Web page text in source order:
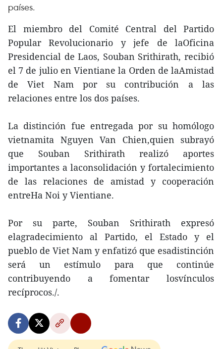
países.
El miembro del Comité Central del Partido
Popular Revolucionario y jefe de laOficina
Presidencial de Laos, Souban Srithirath, recibió
el 7 de julio en Vientiane la Orden de laAmistad
de Viet Nam por su contribución a las
relaciones entre los dos países.
La distinción fue entregada por su homólogo
vietnamita Nguyen Van Chien,quien subrayó
que Souban Srithirath realizó aportes
importantes a laconsolidación y fortalecimiento
de las relaciones de amistad y cooperación
entreHa Noi y Vientiane.
Por su parte, Souban Srithirath expresó
elagradecimiento al Partido, el Estado y el
pueblo de Viet Nam y enfatizó que esadistinción
será un estímulo para que continúe
contribuyendo a fomentar losvínculos
recíprocos./.